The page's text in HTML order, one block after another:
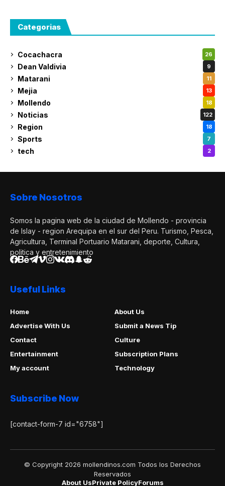
Categorias
Cocachacra 26
Dean Valdivia 9
Matarani 11
Mejia 13
Mollendo 18
Noticias 122
Region 18
Sports 7
tech 2
Sobre Nosotros
Somos la pagina web de la ciudad de Mollendo - provincia
de Islay - region Arequipa en el sur del Peru. Turismo, Pesca,
Agricultura, Terminal Portuario Matarani, deporte, Cultura,
politica y entretenimiento
Useful Links
Home
About Us
Advertise With Us
Submit a News Tip
Contact
Culture
Entertainment
Subscription Plans
My account
Technology
Subscribe Now
[contact-form-7 id="6758"]
© Copyright 2026 mollendinos.com Todos los Derechos
Reservados
About UsPrivate PolicyForums